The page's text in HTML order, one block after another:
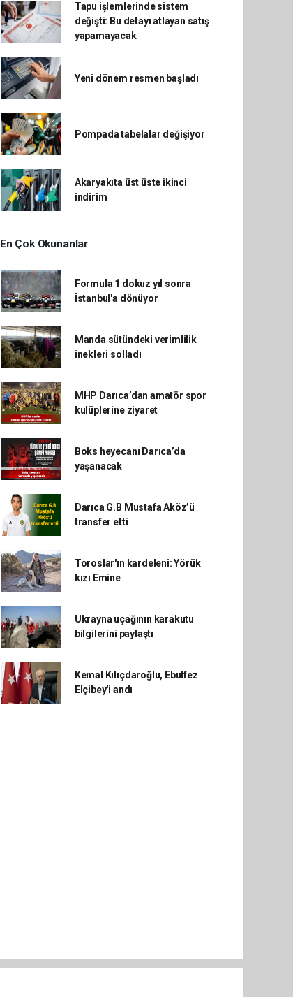
Tapu işlemlerinde sistem
değişti: Bu detayı atlayan satış
yapamayacak
Yeni dönem resmen başladı
Pompada tabelalar değişiyor
Akaryakıta üst üste ikinci
indirim
En Çok Okunanlar
Formula 1 dokuz yıl sonra
İstanbul'a dönüyor
Manda sütündeki verimlilik
inekleri solladı
MHP Darıca’dan amatör spor
kulüplerine ziyaret
Boks heyecanı Darıca’da
yaşanacak
Darıca G.B Mustafa Aköz’ü
transfer etti
Toroslar'ın kardeleni: Yörük
kızı Emine
Ukrayna uçağının karakutu
bilgilerini paylaştı
Kemal Kılıçdaroğlu, Ebulfez
Elçibey'i andı